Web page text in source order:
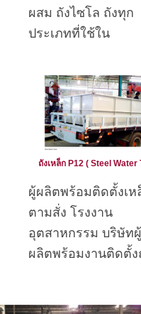
ผสม ถังไซโล ถังทุก
ประเภทที่ใช้ใน
บริการลูกค้ากลุ่มโรง
อุตสาหกรรมต่างๆ ใ
ด้านการออกแบบ ก
ผลิต ถังเหล็ก รับผลิต
แสตนเลส อุตสาหก
Mixing Tank ,Storage
Tank ถังไซโคลน ทำด้วย
เหล็ก ( งานเหล็ก สั่งท
ถังเก็บ วัตถุดิบ ( งาน
ถังเหล็ก P12 ( Steel Water
ผู้ผลิตพร้อมติดตั้งเห
ตามสั่ง โรงงาน
อุตสาหกรรม บริษัทผู้
ผลิตพร้อมงานติดตั้ง